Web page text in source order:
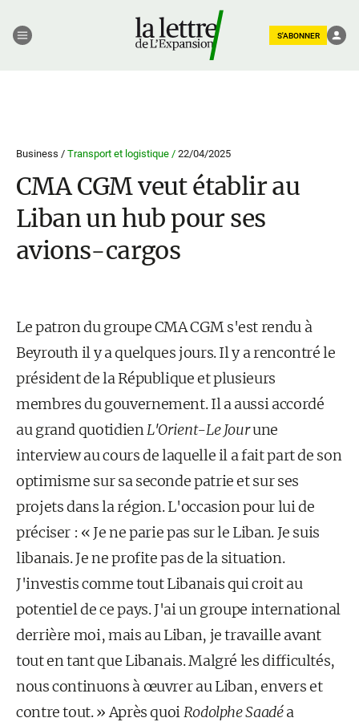
S'ABONNER
Business / Transport et logistique / 22/04/2025
CMA CGM veut établir au
Liban un hub pour ses
avions-cargos
Le patron du groupe CMA CGM s'est rendu à
Beyrouth il y a quelques jours. Il y a rencontré le
président de la République et plusieurs
membres du gouvernement. Il a aussi accordé
au grand quotidienL'Orient-Le Jourune
interview au cours de laquelle il a fait part de son
optimisme sur sa seconde patrie et sur ses
projets dans la région. L'occasion pour lui de
préciser : « Je ne parie pas sur le Liban. Je suis
libanais. Je ne profite pas de la situation.
J'investis comme tout Libanais qui croit au
potentiel de ce pays. J'ai un groupe international
derrière moi, mais au Liban, je travaille avant
tout en tant que Libanais. Malgré les difficultés,
nous continuons à œuvrer au Liban, envers et
contre tout. » Après quoiRodolphe Saadéa